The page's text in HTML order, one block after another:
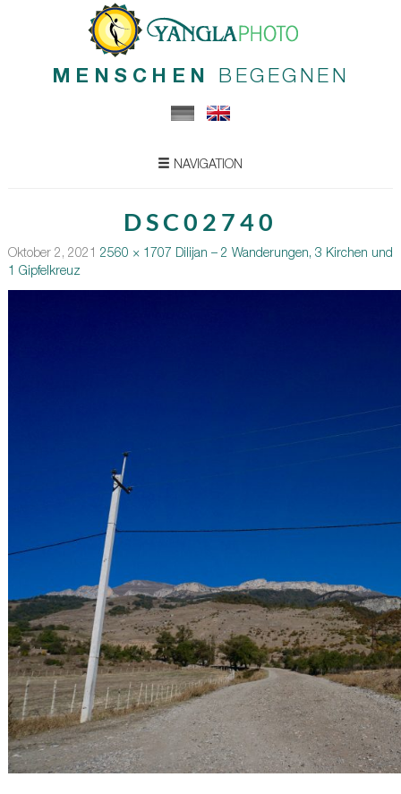
MENSCHEN BEGEGNEN
NAVIGATION
DSC02740
Oktober 2, 2021 2560 × 1707 Dilijan – 2 Wanderungen, 3 Kirchen und
1 Gipfelkreuz